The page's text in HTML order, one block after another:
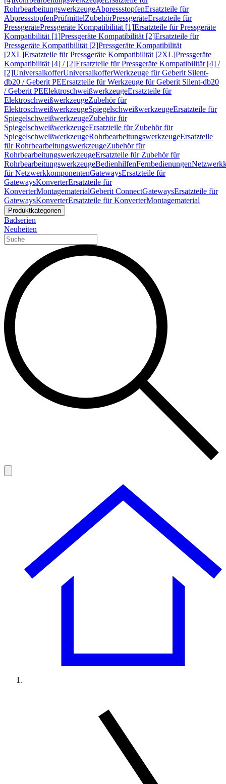
RohrbearbeitungswerkzeugeAbpressstopfenErsatzteile für
AbpressstopfenPrüfmittelZubehörPressgeräteErsatzteile für
PressgerätePressgeräte Kompatibilität [1]Ersatzteile für Pressgeräte
Kompatibilität [1]Pressgeräte Kompatibilität [2]Ersatzteile für
Pressgeräte Kompatibilität [2]Pressgeräte Kompatibilität
[2XL]Ersatzteile für Pressgeräte Kompatibilität [2XL]Pressgeräte
Kompatibilität [4] / [2]Ersatzteile für Pressgeräte Kompatibilität [4] /
[2]UniversalkofferUniversalkofferWerkzeuge für Geberit Silent-
db20 / Geberit PEErsatzteile für Werkzeuge für Geberit Silent-db20
/ Geberit PEElektroschweißwerkzeugeErsatzteile für
ElektroschweißwerkzeugeZubehör für
ElektroschweißwerkzeugeSpiegelschweißwerkzeugeErsatzteile für
SpiegelschweißwerkzeugeZubehör für
SpiegelschweißwerkzeugeErsatzteile für Zubehör für
SpiegelschweißwerkzeugeRohrbearbeitungswerkzeugeErsatzteile
für RohrbearbeitungswerkzeugeZubehör für
RohrbearbeitungswerkzeugeErsatzteile für Zubehör für
RohrbearbeitungswerkzeugeBedienhilfenFernbedienungen
für NetzwerkkomponentenGatewaysErsatzteile für
GatewaysKonverterErsatzteile für
KonverterMontagematerialGeberit ConnectGatewaysErsatzteile für
GatewaysKonverterErsatzteile für KonverterMontagematerial
Produktkategorien
Badserien
Neuheiten